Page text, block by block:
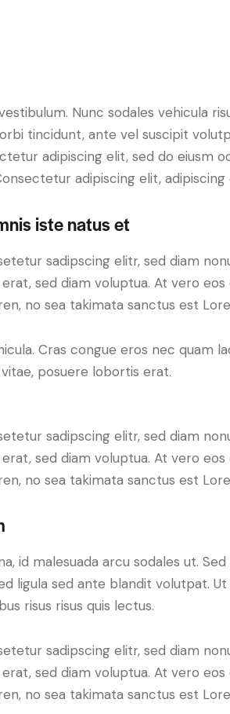
Nunc sodales vehicula
tincidunt, ante vel suscipit
adipiscing elit, sed do eiusm
adipiscing elit, adipiscing
iste natus et
sadipscing elitr, sed diam
sed diam voluptua. At vero
no sea takimata sanctus est
Cras congue eros nec quam
posuere lobortis erat.
sadipscing elitr, sed diam
sed diam voluptua. At vero
no sea takimata sanctus est
id malesuada arcu sodales ut.
ligula sed ante blandit volutpat.
risus risus quis lectus.
sadipscing elitr, sed diam
sed diam voluptua. At vero
no sea takimata sanctus est